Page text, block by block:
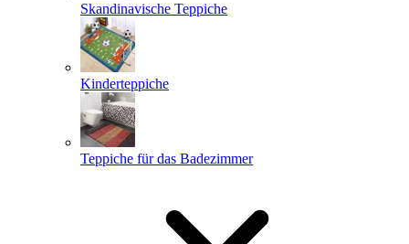
Skandinavische Teppiche
Kinderteppiche
Teppiche für das Badezimmer